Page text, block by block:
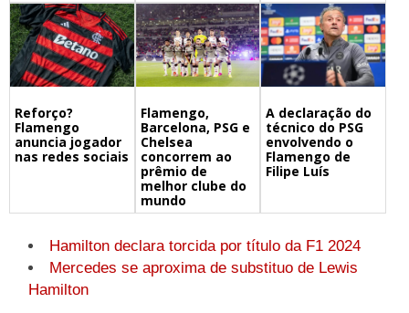
Reforço?
Flamengo
anuncia jogador
nas redes sociais
Flamengo,
Barcelona, PSG e
Chelsea
concorrem ao
prêmio de
melhor clube do
mundo
A declaração do
técnico do PSG
envolvendo o
Flamengo de
Filipe Luís
Hamilton declara torcida por título da F1 2024
Mercedes se aproxima de substituo de Lewis
Hamilton